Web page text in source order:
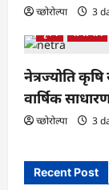
च्छोरोल्पा 3
कृषि
समाचार
नेत्रज्योति
वार्षिक
च्छोरोल्पा 3
Recent Post